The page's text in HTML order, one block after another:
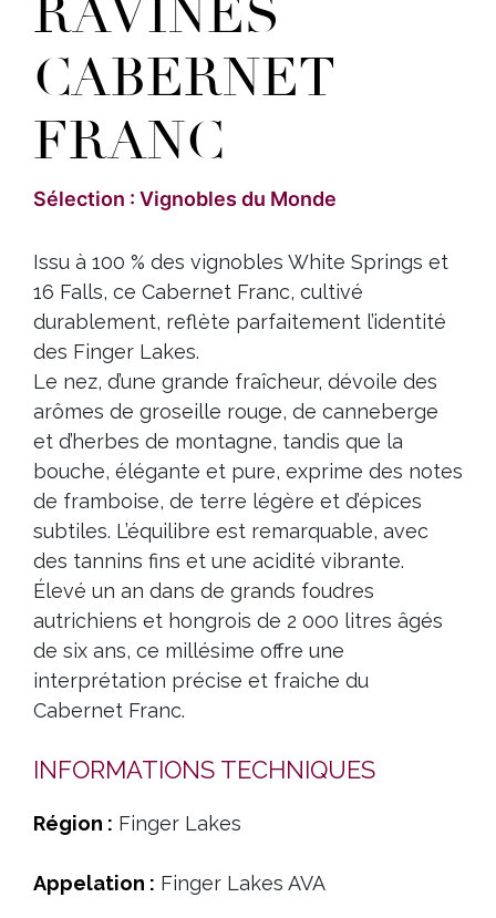
RAVINES
CABERNET
FRANC
Sélection : Vignobles du Monde
Issu à 100 % des vignobles White Springs et
16 Falls, ce Cabernet Franc, cultivé
durablement, reflète parfaitement l’identité
des Finger Lakes.
Le nez, d’une grande fraîcheur, dévoile des
arômes de groseille rouge, de canneberge
et d’herbes de montagne, tandis que la
bouche, élégante et pure, exprime des notes
de framboise, de terre légère et d’épices
subtiles. L’équilibre est remarquable, avec
des tannins fins et une acidité vibrante.
Élevé un an dans de grands foudres
autrichiens et hongrois de 2 000 litres âgés
de six ans, ce millésime offre une
interprétation précise et fraiche du
Cabernet Franc.
INFORMATIONS TECHNIQUES
Région : Finger Lakes
Appelation : Finger Lakes AVA